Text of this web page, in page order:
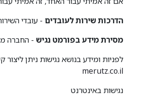
הדרכות שירות לעובדים - עובדי
מסירת מידע בפורמט נגיש - החברה
לפניות ומידע בנושא נגישות ניתן ליצור קשר עם רכז
merutz.co.il
נגישות באינטרנט